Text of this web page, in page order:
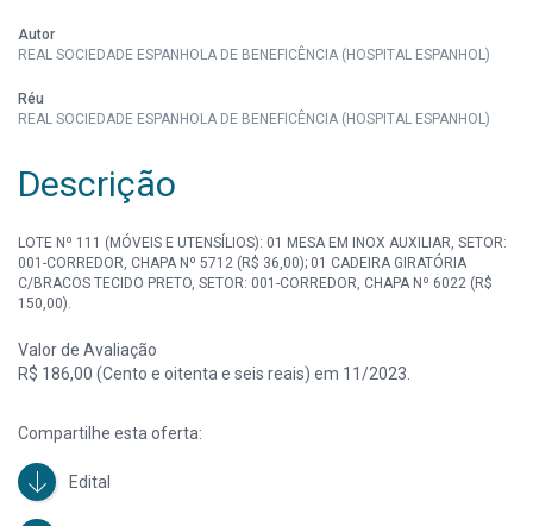
Autor
REAL SOCIEDADE ESPANHOLA DE BENEFICÊNCIA (HOSPITAL ESPANHOL)
Réu
REAL SOCIEDADE ESPANHOLA DE BENEFICÊNCIA (HOSPITAL ESPANHOL)
Descrição
LOTE Nº 111 (MÓVEIS E UTENSÍLIOS): 01 MESA EM INOX AUXILIAR, SETOR:
001-CORREDOR, CHAPA Nº 5712 (R$ 36,00); 01 CADEIRA GIRATÓRIA
C/BRACOS TECIDO PRETO, SETOR: 001-CORREDOR, CHAPA Nº 6022 (R$
150,00).
Valor de Avaliação
R$ 186,00 (Cento e oitenta e seis reais) em 11/2023.
Compartilhe esta oferta:
Edital